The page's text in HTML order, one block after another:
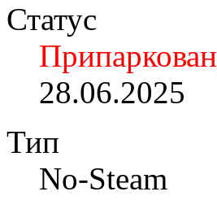
Статус
Припаркован
28.06.2025
Тип
No-Steam